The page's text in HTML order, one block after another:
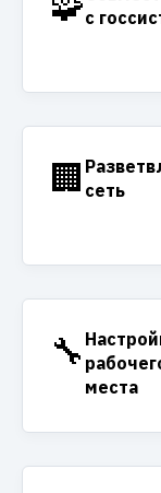
с
🏢 сеть
🔧
места